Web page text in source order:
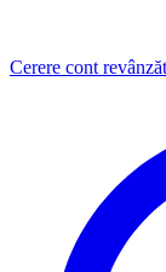
Cerere cont